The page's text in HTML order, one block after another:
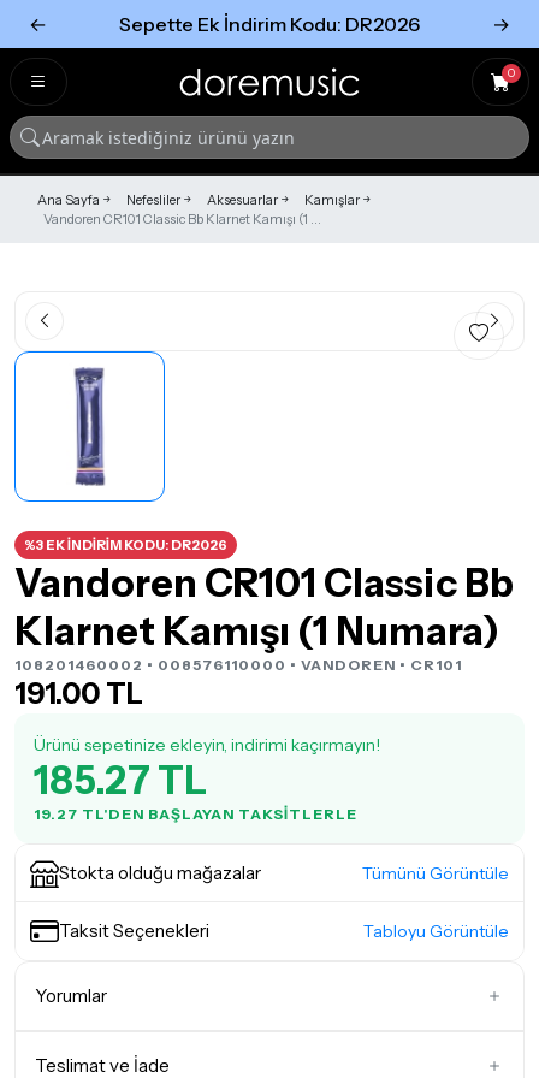
← Sepette Ek İndirim Kodu: DR2026 →
0
Ana Sayfa Nefesliler Aksesuarlar
Kamışlar
Vandoren CR101 Classic Bb Klarnet Kamışı (1 ...
%3 EK İNDİRİM KODU: DR2026
Vandoren CR101 Classic Bb
Klarnet Kamışı (1 Numara)
108201460002 • 008576110000 • VANDOREN • CR101
191.00 TL
Ürünü sepetinize ekleyin, indirimi kaçırmayın!
185.27 TL
19.27 TL'DEN BAŞLAYAN TAKSITLERLE
Stokta olduğu mağazalar Tümünü Görüntüle
Taksit Seçenekleri Tabloyu Görüntüle
Yorumlar
Teslimat ve İade
Tümünü Gör
Tümünü gör